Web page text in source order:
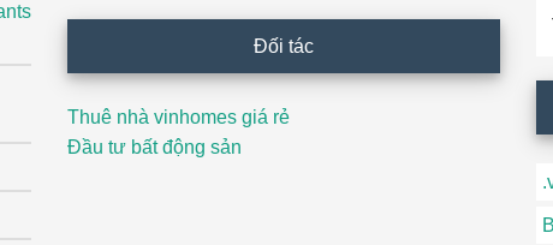
Đối tác
Thuê nhà vinhomes giá rẻ
Đầu tư bất động sản